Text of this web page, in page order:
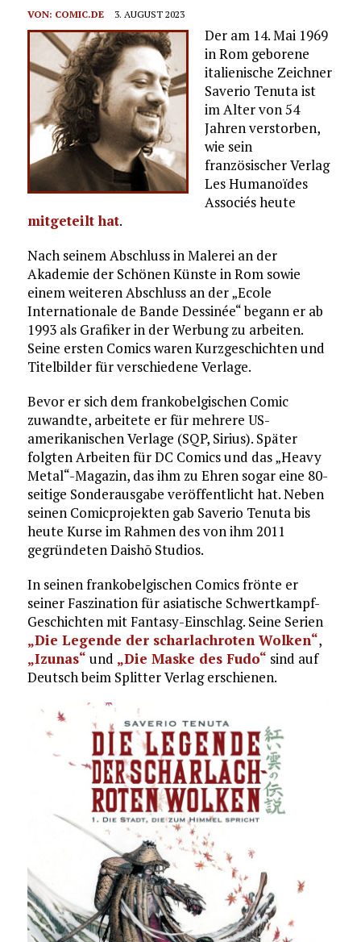
VON: COMIC.DE 3. AUGUST 2023
Der am 14. Mai 1969
in Rom geborene
italienische Zeichner
Saverio Tenuta ist
im Alter von 54
Jahren verstorben,
wie sein
französischer Verlag
Les Humanoïdes
Associés heute
mitgeteilt hat.
Nach seinem Abschluss in Malerei an der
Akademie der Schönen Künste in Rom sowie
einem weiteren Abschluss an der „Ecole
Internationale de Bande Dessinée“ begann er ab
1993 als Grafiker in der Werbung zu arbeiten.
Seine ersten Comics waren Kurzgeschichten und
Titelbilder für verschiedene Verlage.
Bevor er sich dem frankobelgischen Comic
zuwandte, arbeitete er für mehrere US-
amerikanischen Verlage (SQP, Sirius). Später
folgten Arbeiten für DC Comics und das „Heavy
Metal“-Magazin, das ihm zu Ehren sogar eine 80-
seitige Sonderausgabe veröffentlicht hat. Neben
seinen Comicprojekten gab Saverio Tenuta bis
heute Kurse im Rahmen des von ihm 2011
gegründeten Daishō Studios.
In seinen frankobelgischen Comics frönte er
seiner Faszination für asiatische Schwertkampf-
Geschichten mit Fantasy-Einschlag. Seine Serien
„Die Legende der scharlachroten Wolken“,
„Izunas“ und „Die Maske des Fudo“ sind auf
Deutsch beim Splitter Verlag erschienen.